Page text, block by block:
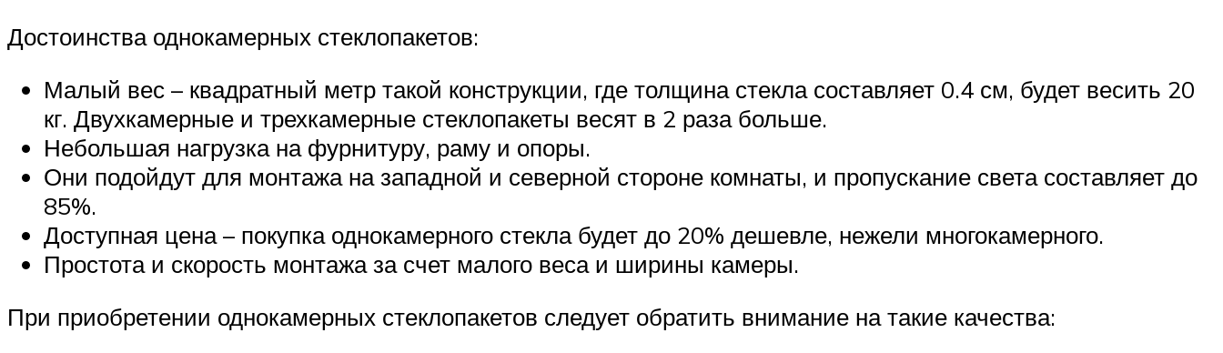
Достоинства однокамерных стеклопакетов:
Малый вес – квадратный метр такой конструкции, где толщина стекла составляет 0.4 см, будет весить 20
кг. Двухкамерные и трехкамерные стеклопакеты весят в 2 раза больше.
Небольшая нагрузка на фурнитуру, раму и опоры.
Они подойдут для монтажа на западной и северной стороне комнаты, и пропускание света составляет до
85%.
Доступная цена – покупка однокамерного стекла будет до 20% дешевле, нежели многокамерного.
Простота и скорость монтажа за счет малого веса и ширины камеры.
При приобретении однокамерных стеклопакетов следует обратить внимание на такие качества: